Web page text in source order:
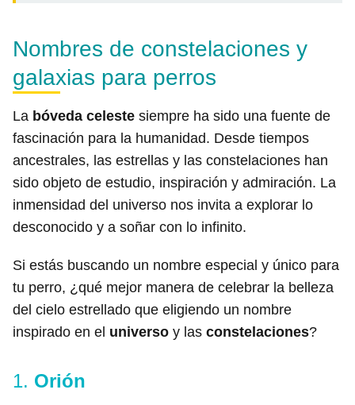
Nombres de constelaciones y
galaxias para perros
La bóveda celeste siempre ha sido una fuente de
fascinación para la humanidad. Desde tiempos
ancestrales, las estrellas y las constelaciones han
sido objeto de estudio, inspiración y admiración. La
inmensidad del universo nos invita a explorar lo
desconocido y a soñar con lo infinito.
Si estás buscando un nombre especial y único para
tu perro, ¿qué mejor manera de celebrar la belleza
del cielo estrellado que eligiendo un nombre
inspirado en el universo y las constelaciones?
1. Orión